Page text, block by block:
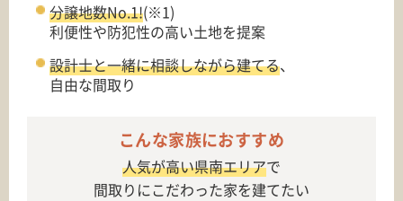
分譲地数No.1!(※1)
利便性や防犯性の高い土地を提案
設計士と一緒に相談しながら建てる、
自由な間取り
こんな家族におすすめ
人気が高い県南エリアで
間取りにこだわった家を建てたい